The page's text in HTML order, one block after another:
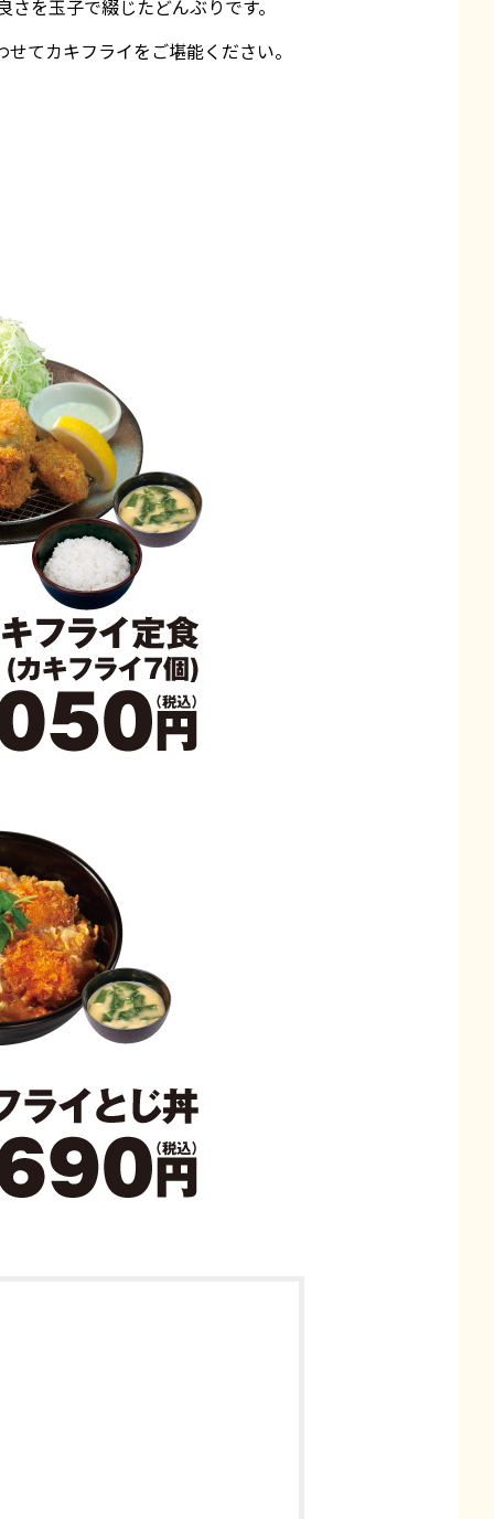
を玉子で綴じたどんぶりです。
てカキフライをご堪能ください。